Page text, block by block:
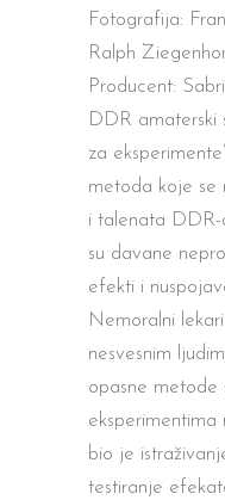
Fotografija:
Ralph
Producent:
DDR amaterski
za
metoda koje se
i talenata
su davane
efekti i
Nemoralni
nesvesnim
opasne metode
bio je
testiranje